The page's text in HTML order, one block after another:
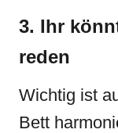
3. Ihr
reden
Wichtig ist
Bett